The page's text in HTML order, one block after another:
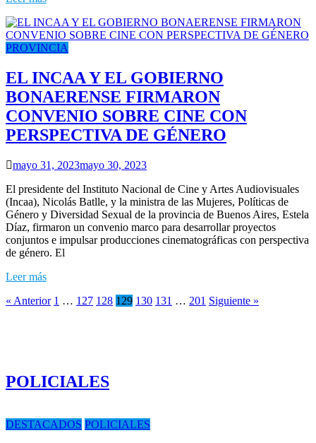
PROVINCIA
EL INCAA Y EL GOBIERNO
BONAERENSE FIRMARON
CONVENIO SOBRE CINE CON
PERSPECTIVA DE GÉNERO
mayo 31, 2023mayo 30, 2023
El presidente del Instituto Nacional de Cine y Artes Audiovisuales
(Incaa), Nicolás Batlle, y la ministra de las Mujeres, Políticas de
Género y Diversidad Sexual de la provincia de Buenos Aires, Estela
Díaz, firmaron un convenio marco para desarrollar proyectos
conjuntos e impulsar producciones cinematográficas con perspectiva
de género. El
Leer más
« Anterior 1 … 127 128 129 130 131 … 201 Siguiente »
POLICIALES
DESTACADOS POLICIALES